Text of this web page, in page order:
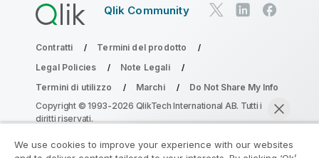
Qlik Community
Contratti
Termini del prodotto
Legal Policies
Note Legali
Termini di utilizzo
Marchi
Do Not Share My Info
Copyright © 1993-2026 QlikTech International AB. Tutti i
diritti riservati.
We use cookies to improve your experience with our websites